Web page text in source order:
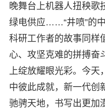
晚舞台上机器人扭秧歌
绿电供应……“井喷”的
科研工作者的故事同样
心、攻坚克难的拼搏奋
上绽放耀眼光彩。今
中彼此成就，新一代创
驰骋天地，书写出更加